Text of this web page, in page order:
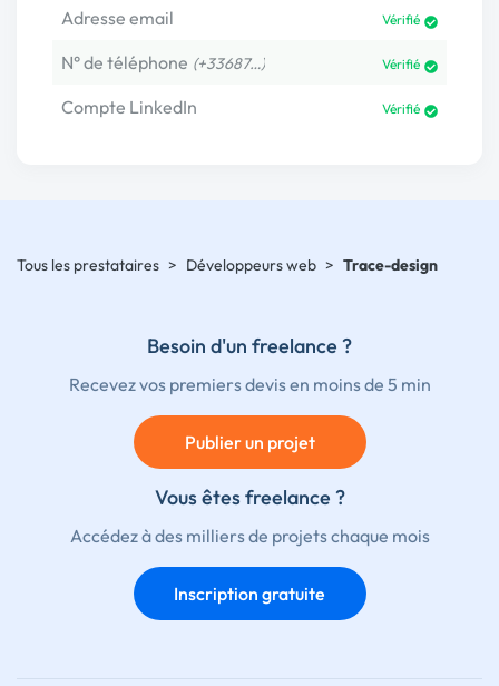
Adresse email Vérifié
N° de téléphone (+33687…) Vérifié
Compte LinkedIn Vérifié
Tous les prestataires > Développeurs web > Trace-design
Besoin d'un freelance ?
Recevez vos premiers devis en moins de 5 min
Publier un projet
Vous êtes freelance ?
Accédez à des milliers de projets chaque mois
Inscription gratuite